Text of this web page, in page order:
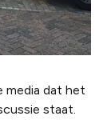
media dat het
staat.